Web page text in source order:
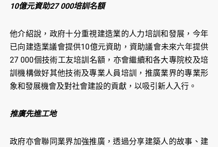
10億元資助27 000培訓名額
他介紹說，政府十分重視建造業的人力培訓和發展，今年
已向建造業議會提供10億元資助，資助議會未來六年提供
27 000個技術工友培訓名額，亦會繼續和各大專院校及培
訓機構做好其他技術及專業人員培訓，推廣業界的專業形
象和發展機會及對社會建設的貢獻，以吸引新人入行。
推廣先進工地
政府亦會聯同業界加強推廣，透過分享建築人的故事、建